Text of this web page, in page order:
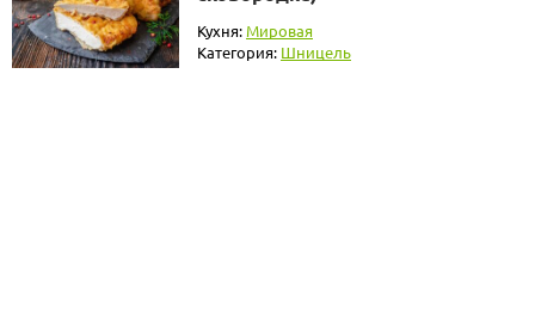
Кухня: Мировая
Категория: Шницель